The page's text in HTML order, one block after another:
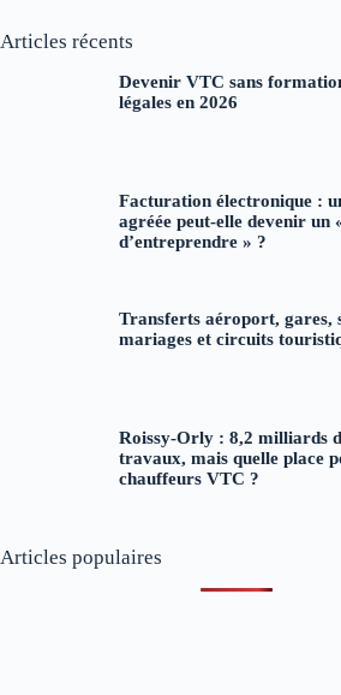
Articles récents
Devenir VTC sans
légales en 2026
Facturation électronique :
agréée peut-elle devenir un
d’entreprendre » ?
Transferts aéroport, gares,
mariages et circuits
Roissy-Orly : 8,2 milliards
travaux, mais quelle place
chauffeurs VTC ?
Articles populaires